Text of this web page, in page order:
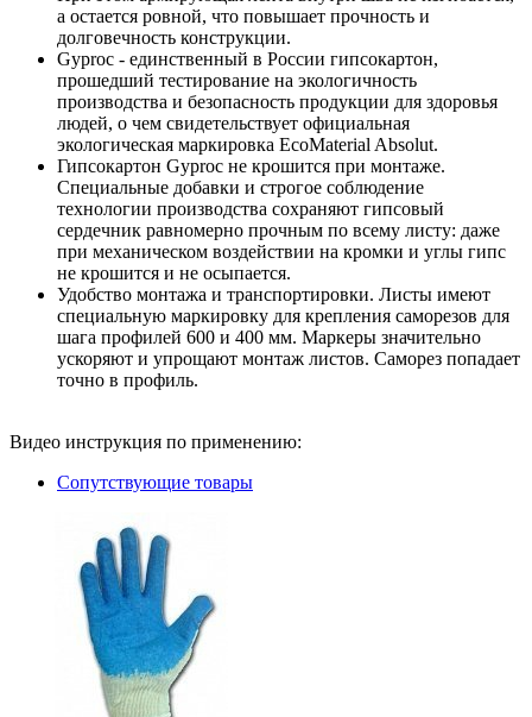
а остается ровной, что повышает прочность и
долговечность конструкции.
Gyproc - единственный в России гипсокартон,
прошедший тестирование на экологичность
производства и безопасность продукции для здоровья
людей, о чем свидетельствует официальная
экологическая маркировка EcoMaterial Absolut.
Гипсокартон Gyproc не крошится при монтаже.
Специальные добавки и строгое соблюдение
технологии производства сохраняют гипсовый
сердечник равномерно прочным по всему листу: даже
при механическом воздействии на кромки и углы гипс
не крошится и не осыпается.
Удобство монтажа и транспортировки. Листы имеют
специальную маркировку для крепления саморезов для
шага профилей 600 и 400 мм. Маркеры значительно
ускоряют и упрощают монтаж листов. Саморез попадает
точно в профиль.
Видео инструкция по применению:
Сопутствующие товары